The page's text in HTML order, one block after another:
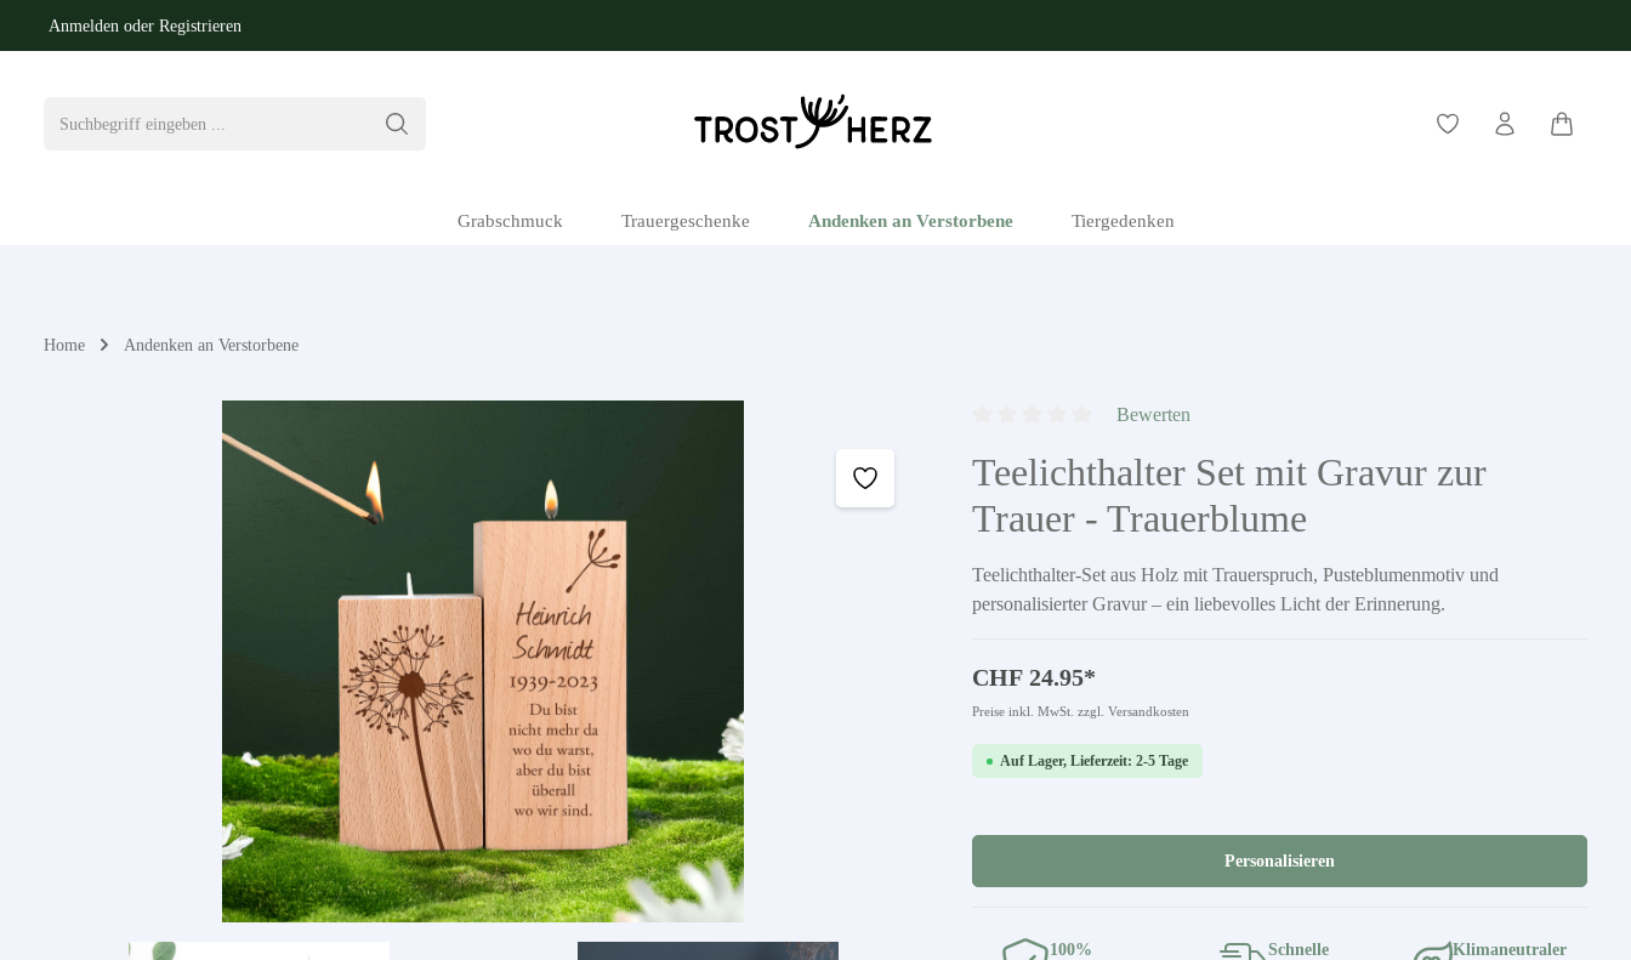
Zur Hauptnavigation springen
Anmelden oder Registrieren
Grabschmuck Trauergeschenke Andenken an Verstorbene Tiergedenken
Home Andenken an Verstorbene
Bewerten
Teelichthalter Set mit Gravur zur
Trauer - Trauerblume
Teelichthalter-Set aus Holz mit Trauerspruch, Pusteblumenmotiv und
personalisierter Gravur – ein liebevolles Licht der Erinnerung.
CHF 24.95*
Preise inkl. MwSt. zzgl. Versandkosten
Auf Lager, Lieferzeit: 2-5 Tage
Personalisieren
100%
Schnelle
Klimaneutraler